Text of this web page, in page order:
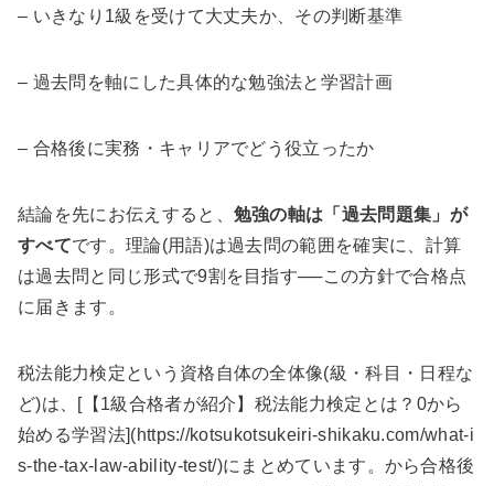
– いきなり1級を受けて大丈夫か、その判断基準
– 過去問を軸にした具体的な勉強法と学習計画
– 合格後に実務・キャリアでどう役立ったか
結論を先にお伝えすると、 勉強の軸は「過去問題集」が
すべてです。理論(用語)は過去問の範囲を確実に、計算
は過去問と同じ形式で9割を目指す──この方針で合格点
に届きます。
税法能力検定という資格自体の全体像(級・科目・日程な
ど)は、[【1級合格者が紹介】税法能力検定とは？0から
始める学習法](https://kotsukotsukeiri-shikaku.com/what-i
s-the-tax-law-ability-test/)にまとめています。から合格後